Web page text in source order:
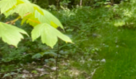
med toilet